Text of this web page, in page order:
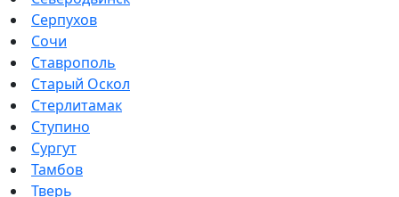
Серпухов
Сочи
Ставрополь
Старый Оскол
Стерлитамак
Ступино
Сургут
Тамбов
Тверь